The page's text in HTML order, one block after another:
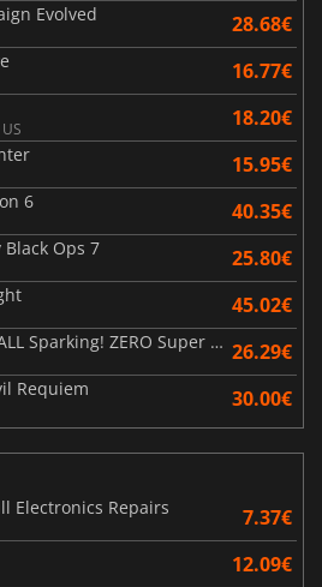
Evolved 28.68€
16.77€
18.20€
15.95€
6 40.35€
Ops 7 25.80€
45.02€
DRAGON BALL Sparking! ZERO Super Limit Breaking NEO 26.29€
Requiem 30.00€
Electronics Repairs
7.37€
12.09€